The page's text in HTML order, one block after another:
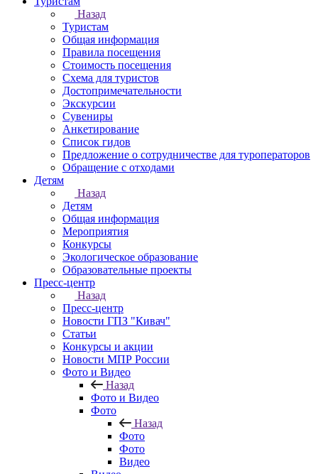
Назад
Туристам
Общая информация
Правила посещения
Стоимость посещения
Схема для туристов
Достопримечательности
Экскурсии
Сувениры
Анкетирование
Список гидов
Предложение о сотрудничестве для туроператоров
Обращение с отходами
Детям
Назад
Детям
Общая информация
Мероприятия
Конкурсы
Экологическое образование
Образовательные проекты
Пресс-центр
Назад
Пресс-центр
Новости ГПЗ "Кивач"
Статьи
Конкурсы и акции
Новости МПР России
Фото и Видео
Назад
Фото и Видео
Фото
Назад
Фото
Фото
Видео